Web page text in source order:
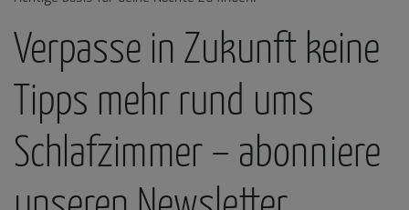
Verpasse in Zukunft keine
Tipps mehr rund ums
Schlafzimmer – abonniere